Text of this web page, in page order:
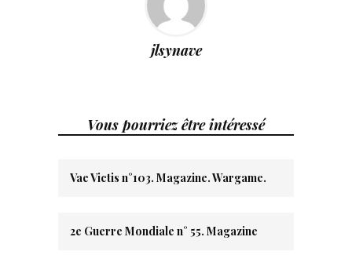
jlsynave
Vous pourriez être intéressé
Vae Victis n°103. Magazine. Wargame.
2e Guerre Mondiale n° 55. Magazine